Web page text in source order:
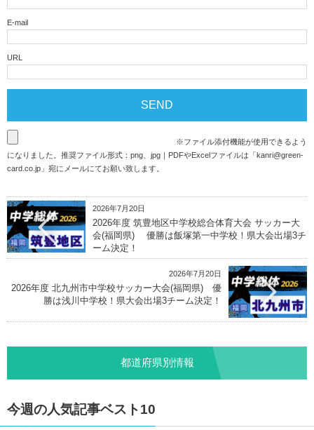
E-mail
URL
※ファイル添付機能が使用できるよう
になりました。推奨ファイル形式：png、jpg｜PDFやExcelファイルは「kanri@green-
card.co.jp 」宛にメールにてお願い致します。
2026年7月20日
2026年度 筑豊地区中学校総合体育大会 サッカー大
会(福岡県) 優勝は飯塚第一中学校！県大会出場3チ
ーム決定！
2026年7月20日
2026年度 北九州市中学校サッカー大会(福岡県) 優
勝は浅川中学校！県大会出場3チーム決定！
都道府県別情報
今週の人気記事ベスト10